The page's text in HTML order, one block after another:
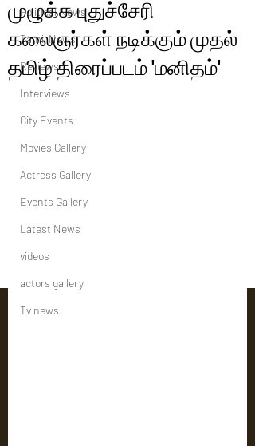
Political News
Tamil News
Reviews
Interviews
City Events
Movies Gallery
Actress Gallery
Events Gallery
Latest News
videos
actors gallery
Tv news
முழுக்க புதுச்சேரி
கலைஞர்கள் நடிக்கும் முதல்
தமிழ் திரைப்படம் 'மனிதம்'